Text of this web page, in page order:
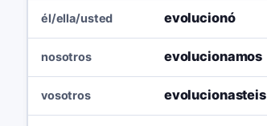
él/ella/usted evolucionó
nosotros evolucionamos
vosotros evolucionasteis